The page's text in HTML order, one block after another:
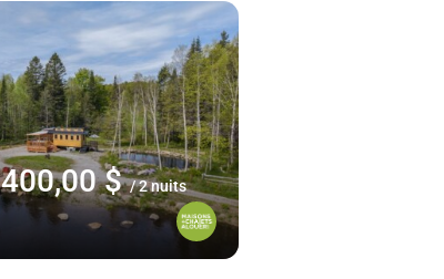
400,00 $ / 2 nuits